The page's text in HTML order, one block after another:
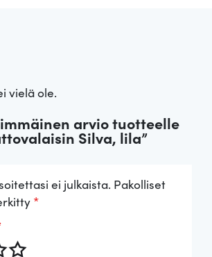
vielä ole.
arvio tuotteelle
Silva, lila”
ei julkaista. Pakolliset
*